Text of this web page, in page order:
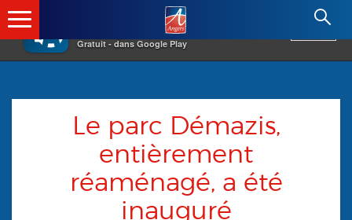
×
Gratuit - dans Google Play
Angers.fr : Retour à l'accueil
Le parc Démazis,
entièrement
réaménagé, a été
inauguré